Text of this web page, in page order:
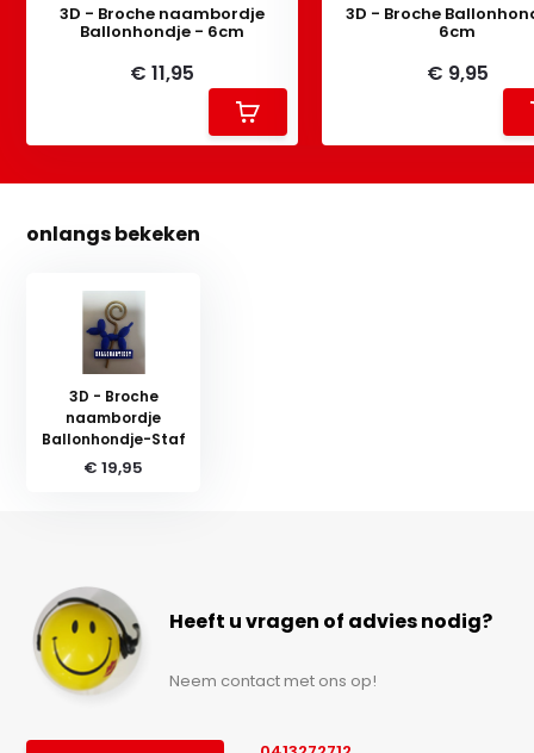
3D - Broche naambordje
Ballonhondje - 6cm
€ 11,95
3D - Broche
6cm
€ 9,95
onlangs bekeken
3D - Broche
naambordje
Ballonhondje-Staf
€ 19,95
Heeft u vragen of advies nodig?
Neem contact met ons op!